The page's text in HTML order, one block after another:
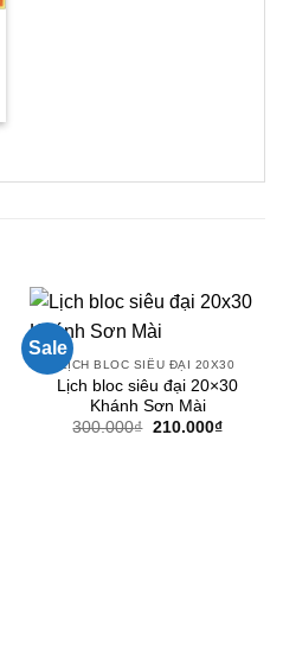
Sale
LỊCH BLOC SIÊU ĐẠI 20X30
Lịch bloc siêu đại 20×30
Khánh Sơn Mài
300.000₫ Giá
210.000₫Giá